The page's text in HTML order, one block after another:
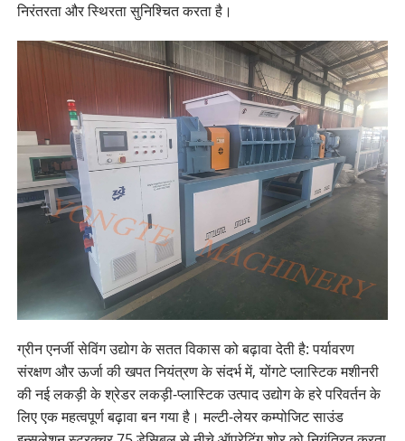
निरंतरता और स्थिरता सुनिश्चित करता है।
ग्रीन एनर्जी सेविंग उद्योग के सतत विकास को बढ़ावा देती है: पर्यावरण
संरक्षण और ऊर्जा की खपत नियंत्रण के संदर्भ में, योंगटे प्लास्टिक मशीनरी
की नई लकड़ी के श्रेडर लकड़ी-प्लास्टिक उत्पाद उद्योग के हरे परिवर्तन के
लिए एक महत्वपूर्ण बढ़ावा बन गया है। मल्टी-लेयर कम्पोजिट साउंड